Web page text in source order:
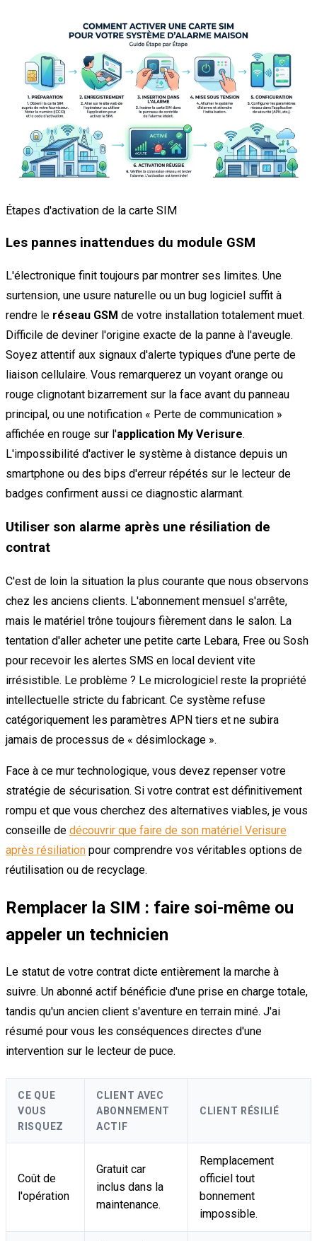
Étapes d'activation de la carte SIM
Les pannes inattendues du module GSM
L'électronique finit toujours par montrer ses limites. Une
surtension, une usure naturelle ou un bug logiciel suffit à
rendre le réseau GSM de votre installation totalement muet.
Difficile de deviner l'origine exacte de la panne à l'aveugle.
Soyez attentif aux signaux d'alerte typiques d'une perte de
liaison cellulaire. Vous remarquerez un voyant orange ou
rouge clignotant bizarrement sur la face avant du panneau
principal, ou une notification « Perte de communication »
affichée en rouge sur l'application My Verisure.
L'impossibilité d'activer le système à distance depuis un
smartphone ou des bips d'erreur répétés sur le lecteur de
badges confirment aussi ce diagnostic alarmant.
Utiliser son alarme après une résiliation de
contrat
C'est de loin la situation la plus courante que nous observons
chez les anciens clients. L'abonnement mensuel s'arrête,
mais le matériel trône toujours fièrement dans le salon. La
tentation d'aller acheter une petite carte Lebara, Free ou Sosh
pour recevoir les alertes SMS en local devient vite
irrésistible. Le problème ? Le micrologiciel reste la propriété
intellectuelle stricte du fabricant. Ce système refuse
catégoriquement les paramètres APN tiers et ne subira
jamais de processus de « désimlockage ».
Face à ce mur technologique, vous devez repenser votre
stratégie de sécurisation. Si votre contrat est définitivement
rompu et que vous cherchez des alternatives viables, je vous
conseille de découvrir que faire de son matériel Verisure
après résiliation pour comprendre vos véritables options de
réutilisation ou de recyclage.
Remplacer la SIM : faire soi-même ou
appeler un technicien
Le statut de votre contrat dicte entièrement la marche à
suivre. Un abonné actif bénéficie d'une prise en charge totale,
tandis qu'un ancien client s'aventure en terrain miné. J'ai
résumé pour vous les conséquences directes d'une
intervention sur le lecteur de puce.
CE QUE
VOUS
RISQUEZ
CLIENT AVEC
ABONNEMENT
ACTIF
CLIENT RÉSILIÉ
Coût de
l'opération
Gratuit car
inclus dans la
maintenance.
Remplacement
officiel tout
bonnement
impossible.